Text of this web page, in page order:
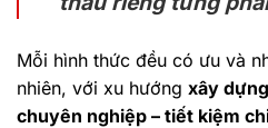
Mỗi hình thức đều có ưu và
nhiên, với xu hướng xây
chuyên nghiệp – tiết kiệm